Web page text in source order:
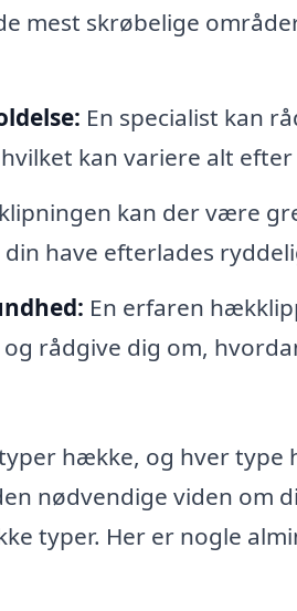
mest skrøbelige
En specialist kan
kan variere alt
kan der være
have efterlades
En erfaren
rådgive dig om,
hække, og hver type
nødvendige viden om
typer. Her er nogle